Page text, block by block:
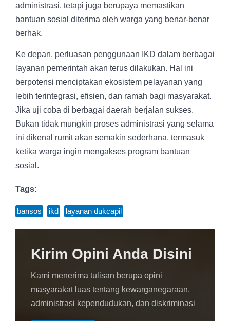
administrasi, tetapi juga berupaya memastikan
bantuan sosial diterima oleh warga yang benar-benar
berhak.
Ke depan, perluasan penggunaan IKD dalam berbagai
layanan pemerintah akan terus dilakukan. Hal ini
berpotensi menciptakan ekosistem pelayanan yang
lebih terintegrasi, efisien, dan ramah bagi masyarakat.
Jika uji coba di berbagai daerah berjalan sukses.
Bukan tidak mungkin proses administrasi yang selama
ini dikenal rumit akan semakin sederhana, termasuk
ketika warga ingin mengakses program bantuan
sosial.
Tags:
bansos ikd layanan dukcapil
Kirim Opini Anda Disini
Kami menerima tulisan berupa opini
masyarakat luas tentang kewarganegaraan,
administrasi kependudukan, dan diskriminasi